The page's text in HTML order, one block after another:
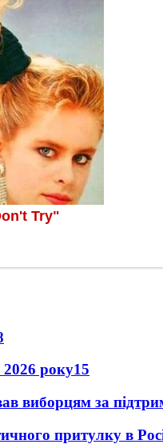
2026 року15
виборцям за
притулку в